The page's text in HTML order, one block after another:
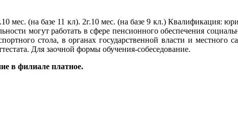
мес. (на базе 11 кл). 2г.10 мес. (на базе 9 кл.) Квалификация:
могут работать в сфере пенсионного обеспечения
стола, в органах государственной власти и местного
Для заочной формы обучения-собеседование.
в филиале платное.